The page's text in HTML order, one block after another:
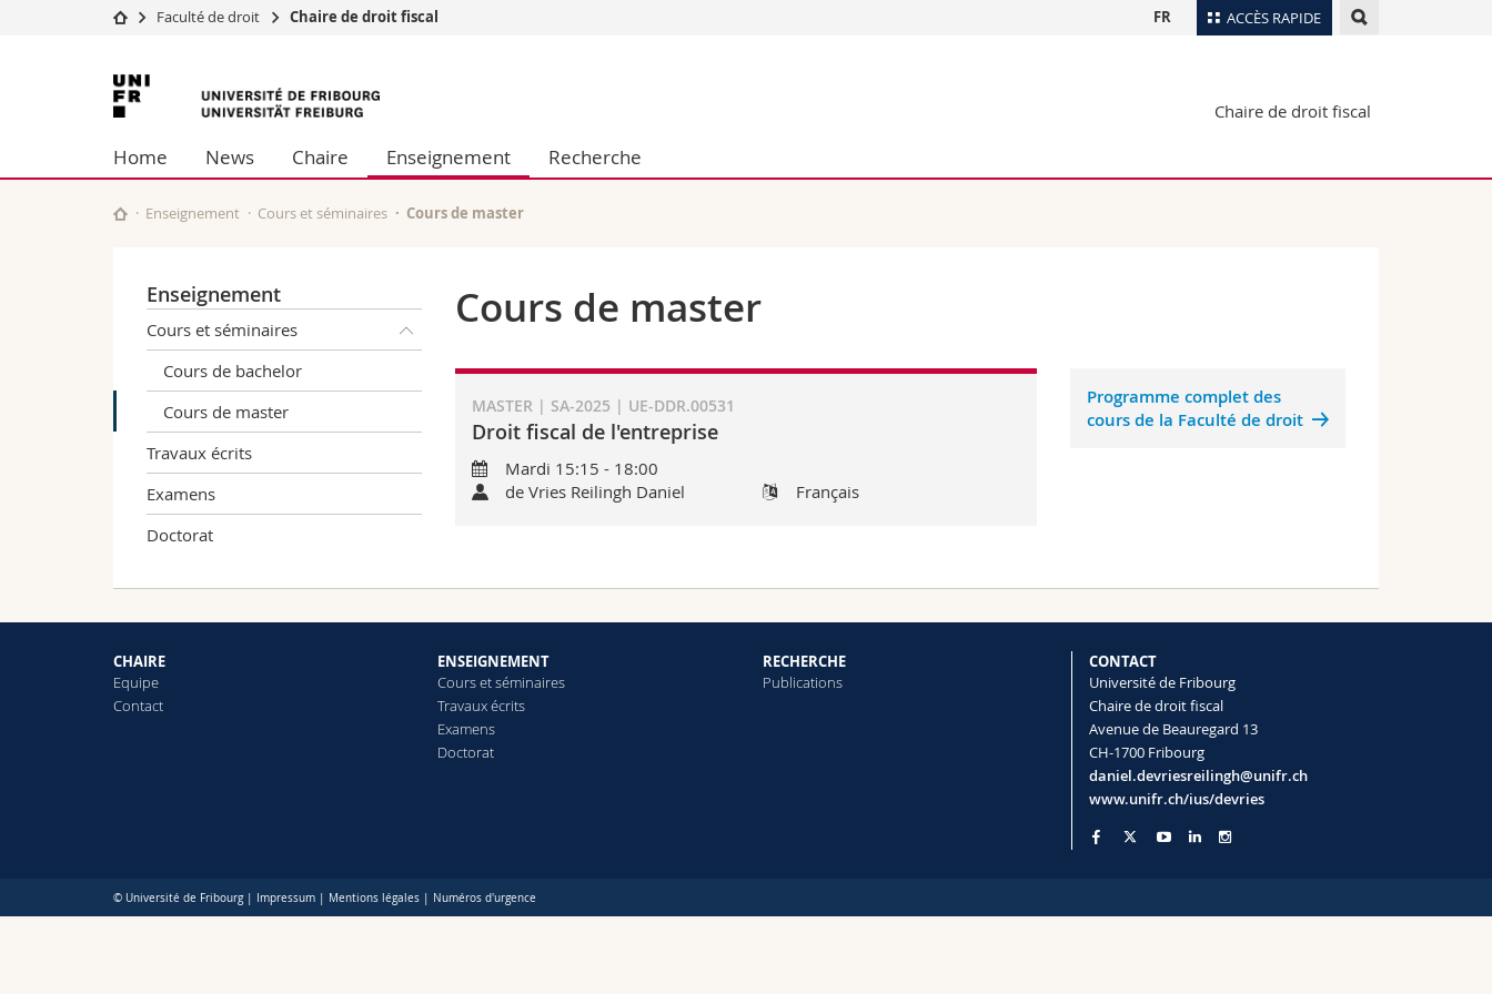
ACCÈS RAPIDE
Université
Recherche
Université
Formation continue
Sciences économiques et sociales et management
Lettres et sciences humaines
Sciences de l'éducation et de la formation
Chercheurs
Plan d'accès
Webmail
FR
Faculté de droit Chaire de droit fiscal
Université
de
Fribourg
Chaire de droit fiscal
Home News Chaire Enseignement Recherche
Enseignement Cours et séminaires Cours de master
Enseignement
Cours et séminaires
Cours de bachelor
Cours de master
Travaux écrits
Examens
Doctorat
Cours de master
MASTER | SA-2025 | UE-DDR.00531
Droit fiscal de l'entreprise
Mardi 15:15 - 18:00
de Vries Reilingh Daniel
Français
Programme complet des
cours de la Faculté de droit
CHAIRE
Equipe
Contact
ENSEIGNEMENT
Cours et séminaires
Travaux écrits
Examens
Doctorat
RECHERCHE
Publications
CONTACT
Université de Fribourg
Chaire de droit fiscal
Avenue de Beauregard 13
CH-1700 Fribourg
daniel.devriesreilingh@unifr.ch
www.unifr.ch/ius/devries
© Université de Fribourg | Impressum | Mentions légales | Numéros d'urgence